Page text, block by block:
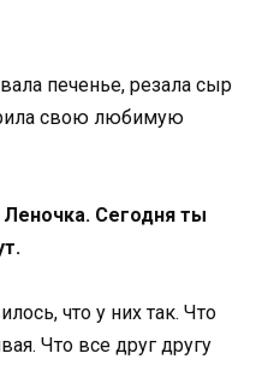
печенье, резала сыр
свою любимую
Сегодня ты
что у них так. Что
Что все друг другу